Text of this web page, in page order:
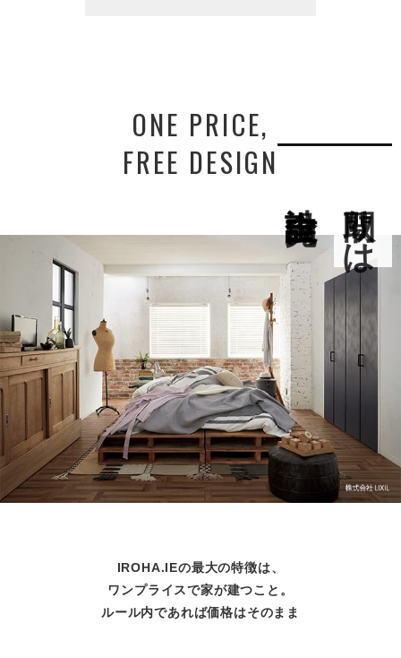
ONE PRICE,
FREE DESIGN
間取りは
IROHA.IEの最大の特徴は、
ワンプライスで家が建つこと。
ルール内であれば価格はそのまま